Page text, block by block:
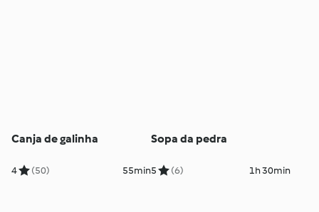
Canja de galinha
4 (50) 55min
Sopa da pedra
5 (6) 1h 30min